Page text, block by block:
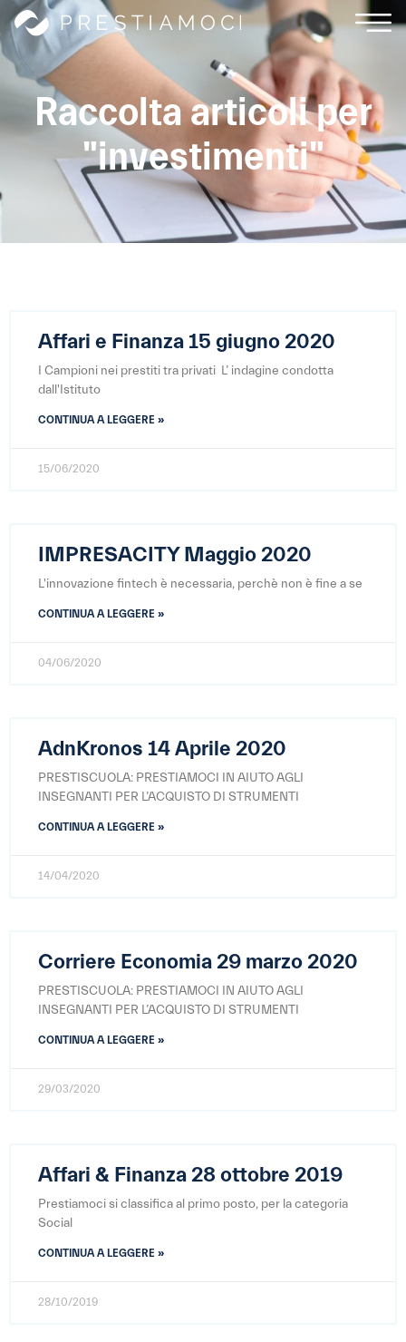
Raccolta articoli per
"investimenti"
Affari e Finanza 15 giugno 2020
I Campioni nei prestiti tra privati L’ indagine condotta
dall'Istituto
CONTINUA A LEGGERE »
15/06/2020
IMPRESACITY Maggio 2020
L'innovazione fintech è necessaria, perchè non è fine a se
CONTINUA A LEGGERE »
04/06/2020
AdnKronos 14 Aprile 2020
PRESTISCUOLA: PRESTIAMOCI IN AIUTO AGLI
INSEGNANTI PER L’ACQUISTO DI STRUMENTI
CONTINUA A LEGGERE »
14/04/2020
Corriere Economia 29 marzo 2020
PRESTISCUOLA: PRESTIAMOCI IN AIUTO AGLI
INSEGNANTI PER L’ACQUISTO DI STRUMENTI
CONTINUA A LEGGERE »
29/03/2020
Affari & Finanza 28 ottobre 2019
Prestiamoci si classifica al primo posto, per la categoria
Social
CONTINUA A LEGGERE »
28/10/2019